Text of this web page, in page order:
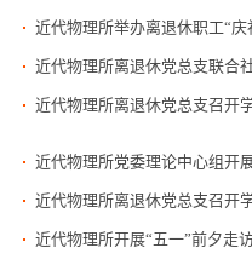
近代物理所举办离退休职工“
近代物理所党委理论中心组开
近代物理所开展“五一”前夕走